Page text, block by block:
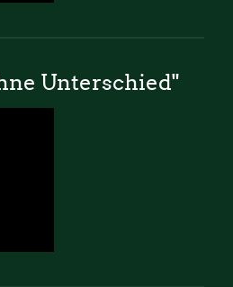
Unterschied"